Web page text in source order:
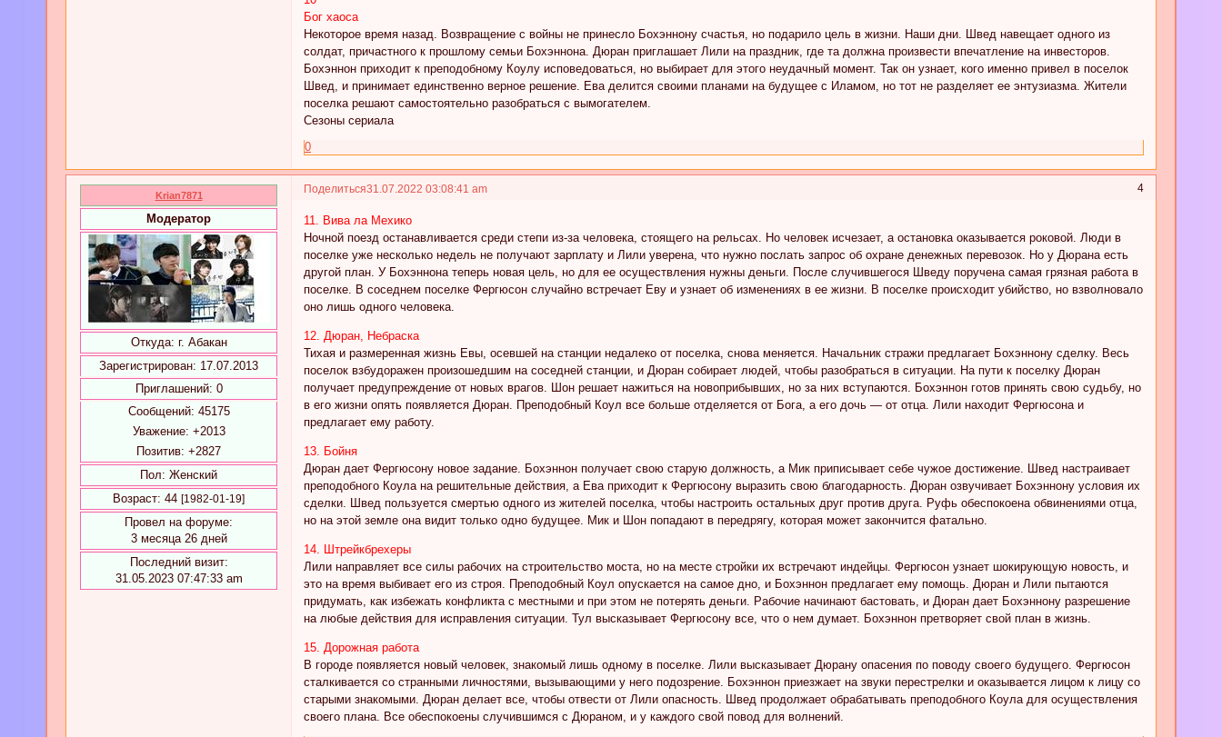
Бог хаоса
Некоторое время назад. Возвращение с войны не принесло Бохэннону счастья, но подарило цель в жизни. Наши дни. Швед навещает одного из
солдат, причастного к прошлому семьи Бохэннона. Дюран приглашает Лили на праздник, где та должна произвести впечатление на инвесторов.
Бохэннон приходит к преподобному Коулу исповедоваться, но выбирает для этого неудачный момент. Так он узнает, кого именно привел в поселок
Швед, и принимает единственно верное решение. Ева делится своими планами на будущее с Иламом, но тот не разделяет ее энтузиазма. Жители
поселка решают самостоятельно разобраться с вымогателем.
Сезоны сериала
0
Поделиться 4
31.07.2022 03:08:41 am
Krian7871
Модератор
Откуда: г. Абакан
Зарегистрирован: 17.07.2013
Приглашений: 0
Сообщений: 45175
Уважение: +2013
Позитив: +2827
Пол: Женский
Возраст: 44 [1982-01-19]
Провел на форуме:
3 месяца 26 дней
Последний визит:
31.05.2023 07:47:33 am
11. Вива ла Мехико
Ночной поезд останавливается среди степи из-за человека, стоящего на рельсах. Но человек исчезает, а остановка оказывается роковой. Люди в
поселке уже несколько недель не получают зарплату и Лили уверена, что нужно послать запрос об охране денежных перевозок. Но у Дюрана есть
другой план. У Бохэннона теперь новая цель, но для ее осуществления нужны деньги. После случившегося Шведу поручена самая грязная работа в
поселке. В соседнем поселке Фергюсон случайно встречает Еву и узнает об изменениях в ее жизни. В поселке происходит убийство, но взволновало
оно лишь одного человека.
12. Дюран, Небраска
Тихая и размеренная жизнь Евы, осевшей на станции недалеко от поселка, снова меняется. Начальник стражи предлагает Бохэннону сделку. Весь
поселок взбудоражен произошедшим на соседней станции, и Дюран собирает людей, чтобы разобраться в ситуации. На пути к поселку Дюран
получает предупреждение от новых врагов. Шон решает нажиться на новоприбывших, но за них вступаются. Бохэннон готов принять свою судьбу, но
в его жизни опять появляется Дюран. Преподобный Коул все больше отделяется от Бога, а его дочь — от отца. Лили находит Фергюсона и
предлагает ему работу.
13. Бойня
Дюран дает Фергюсону новое задание. Бохэннон получает свою старую должность, а Мик приписывает себе чужое достижение. Швед настраивает
преподобного Коула на решительные действия, а Ева приходит к Фергюсону выразить свою благодарность. Дюран озвучивает Бохэннону условия их
сделки. Швед пользуется смертью одного из жителей поселка, чтобы настроить остальных друг против друга. Руфь обеспокоена обвинениями отца,
но на этой земле она видит только одно будущее. Мик и Шон попадают в передрягу, которая может закончится фатально.
14. Штрейкбрехеры
Лили направляет все силы рабочих на строительство моста, но на месте стройки их встречают индейцы. Фергюсон узнает шокирующую новость, и
это на время выбивает его из строя. Преподобный Коул опускается на самое дно, и Бохэннон предлагает ему помощь. Дюран и Лили пытаются
придумать, как избежать конфликта с местными и при этом не потерять деньги. Рабочие начинают бастовать, и Дюран дает Бохэннону разрешение
на любые действия для исправления ситуации. Тул высказывает Фергюсону все, что о нем думает. Бохэннон претворяет свой план в жизнь.
15. Дорожная работа
В городе появляется новый человек, знакомый лишь одному в поселке. Лили высказывает Дюрану опасения по поводу своего будущего. Фергюсон
сталкивается со странными личностями, вызывающими у него подозрение. Бохэннон приезжает на звуки перестрелки и оказывается лицом к лицу со
старыми знакомыми. Дюран делает все, чтобы отвести от Лили опасность. Швед продолжает обрабатывать преподобного Коула для осуществления
своего плана. Все обеспокоены случившимся с Дюраном, и у каждого свой повод для волнений.